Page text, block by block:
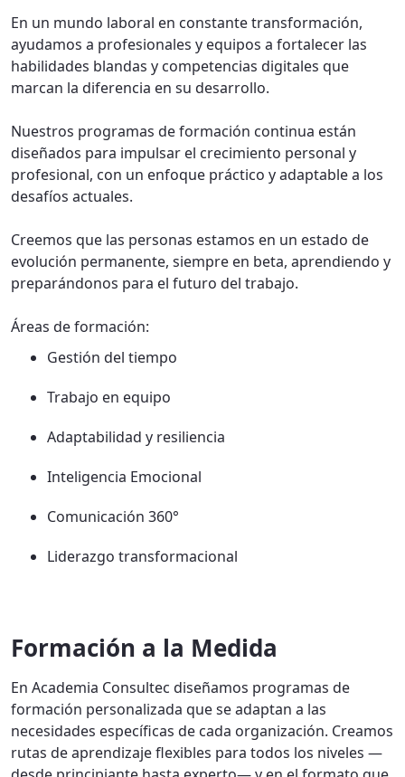
En un mundo laboral en constante transformación,
ayudamos a profesionales y equipos a fortalecer las
habilidades blandas y competencias digitales que
marcan la diferencia en su desarrollo.
Nuestros programas de formación continua están
diseñados para impulsar el crecimiento personal y
profesional, con un enfoque práctico y adaptable a los
desafíos actuales.
Creemos que las personas estamos en un estado de
evolución permanente, siempre en beta, aprendiendo y
preparándonos para el futuro del trabajo.
Áreas de formación:
Gestión del tiempo
Trabajo en equipo
Adaptabilidad y resiliencia
Inteligencia Emocional
Comunicación 360°
Liderazgo transformacional
Formación a la Medida
En Academia Consultec diseñamos programas de
formación personalizada que se adaptan a las
necesidades específicas de cada organización. Creamos
rutas de aprendizaje flexibles para todos los niveles —